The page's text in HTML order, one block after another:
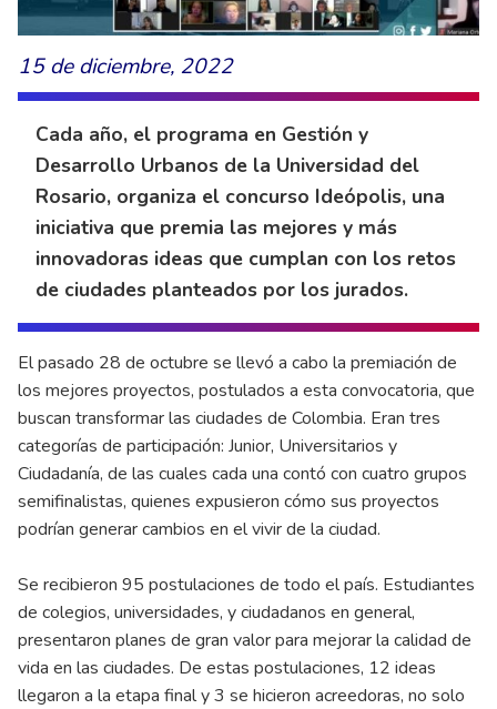
15 de diciembre, 2022
Cada año, el programa en Gestión y
Desarrollo Urbanos de la Universidad del
Rosario, organiza el concurso Ideópolis, una
iniciativa que premia las mejores y más
innovadoras ideas que cumplan con los retos
de ciudades planteados por los jurados.
El pasado 28 de octubre se llevó a cabo la premiación de
los mejores proyectos, postulados a esta convocatoria, que
buscan transformar las ciudades de Colombia. Eran tres
categorías de participación: Junior, Universitarios y
Ciudadanía, de las cuales cada una contó con cuatro grupos
semifinalistas, quienes expusieron cómo sus proyectos
podrían generar cambios en el vivir de la ciudad.
Se recibieron 95 postulaciones de todo el país. Estudiantes
de colegios, universidades, y ciudadanos en general,
presentaron planes de gran valor para mejorar la calidad de
vida en las ciudades. De estas postulaciones, 12 ideas
llegaron a la etapa final y 3 se hicieron acreedoras, no solo